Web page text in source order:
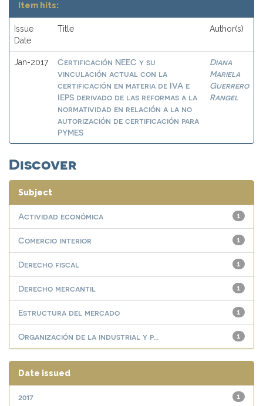
Item hits:
Issue
Date
Title Author(s)
Jan-2017
Certificación NEEC y su
vinculación actual con la
certificación en materia de IVA e
IEPS derivado de las reformas a la
normatividad en relación a la no
autorización de certificación para
PYMES
Diana
Mariela
Guerrero
Rangel
Discover
Subject
1
Actividad económica
1
Comercio interior
1
Derecho fiscal
1
Derecho mercantil
1
Estructura del mercado
1
Organización de la industrial y p...
Date issued
1
2017